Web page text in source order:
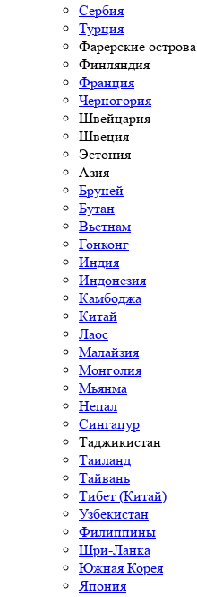
Сербия
Турция
Фарерские острова
Финляндия
Франция
Черногория
Швейцария
Швеция
Эстония
Азия
Бруней
Бутан
Вьетнам
Гонконг
Индия
Индонезия
Камбоджа
Китай
Лаос
Малайзия
Монголия
Мьянма
Непал
Сингапур
Таджикистан
Таиланд
Тайвань
Тибет (Китай)
Узбекистан
Филиппины
Шри-Ланка
Южная Корея
Япония